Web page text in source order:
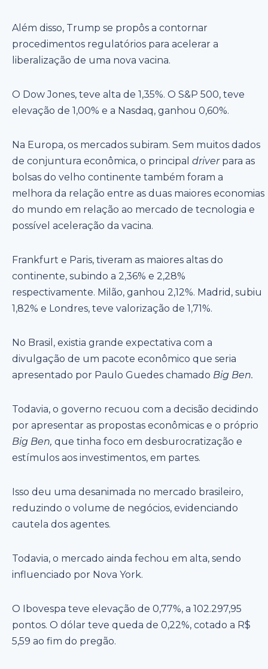
Além disso, Trump se propôs a contornar
procedimentos regulatórios para acelerar a
liberalização de uma nova vacina.
O Dow Jones, teve alta de 1,35%. O S&P 500, teve
elevação de 1,00% e a Nasdaq, ganhou 0,60%.
Na Europa, os mercados subiram. Sem muitos dados
de conjuntura econômica, o principal driver para as
bolsas do velho continente também foram a
melhora da relação entre as duas maiores economias
do mundo em relação ao mercado de tecnologia e
possível aceleração da vacina.
Frankfurt e Paris, tiveram as maiores altas do
continente, subindo a 2,36% e 2,28%
respectivamente. Milão, ganhou 2,12%. Madrid, subiu
1,82% e Londres, teve valorização de 1,71%.
No Brasil, existia grande expectativa com a
divulgação de um pacote econômico que seria
apresentado por Paulo Guedes chamado Big Ben.
Todavia, o governo recuou com a decisão decidindo
por apresentar as propostas econômicas e o próprio
Big Ben, que tinha foco em desburocratização e
estímulos aos investimentos, em partes.
Isso deu uma desanimada no mercado brasileiro,
reduzindo o volume de negócios, evidenciando
cautela dos agentes.
Todavia, o mercado ainda fechou em alta, sendo
influenciado por Nova York.
O Ibovespa teve elevação de 0,77%, a 102.297,95
pontos. O dólar teve queda de 0,22%, cotado a R$
5,59 ao fim do pregão.